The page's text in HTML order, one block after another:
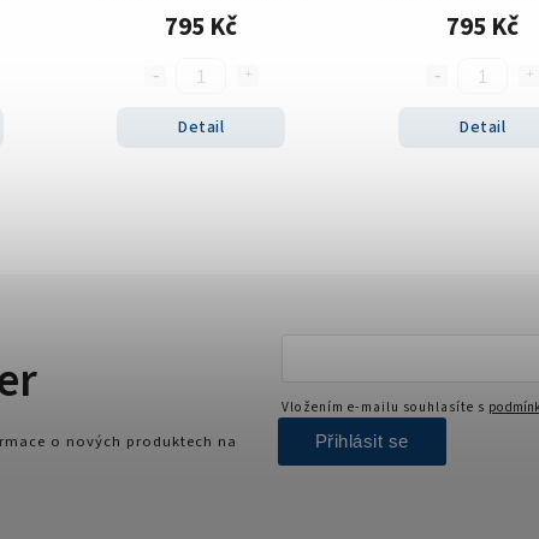
795 Kč
Detail
795 Kč
Detail
o nových produktech na
Vložením e-mailu souhlasíte s
Přihlásit se